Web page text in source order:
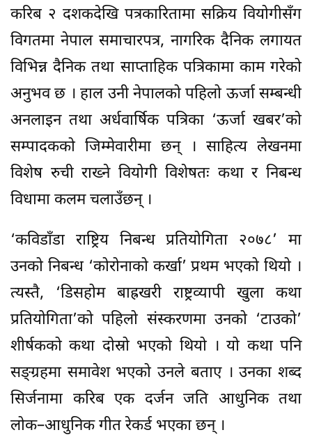
करिब २ दशकदेखि पत्रकारितामा सक्रिय वियोगीसँग
विगतमा नेपाल समाचारपत्र, नागरिक दैनिक लगायत
विभिन्न दैनिक तथा साप्ताहिक पत्रिकामा काम गरेको
अनुभव छ । हाल उनी नेपालको पहिलो ऊर्जा सम्बन्धी
अनलाइन तथा अर्धवार्षिक पत्रिका ‘ऊर्जा खबर’को
सम्पादकको जिम्मेवारीमा छन् । साहित्य लेखनमा
विशेष रुची राख्ने वियोगी विशेषतः कथा र निबन्ध
विधामा कलम चलाउँछन् ।
‘कविडाँडा राष्ट्रिय निबन्ध प्रतियोगिता २०७८’ मा
उनको निबन्ध ‘कोरोनाको कर्खा’ प्रथम भएको थियो ।
त्यस्तै, ‘डिसहोम बाह्रखरी राष्ट्रव्यापी खुला कथा
प्रतियोगिता’को पहिलो संस्करणमा उनको ‘टाउको’
शीर्षकको कथा दोस्रो भएको थियो । यो कथा पनि
सङ्ग्रहमा समावेश भएको उनले बताए । उनका शब्द
सिर्जनामा करिब एक दर्जन जति आधुनिक तथा
लोक–आधुनिक गीत रेकर्ड भएका छन् ।